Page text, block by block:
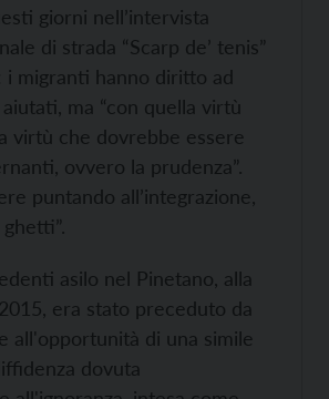
giorni nell’intervista
di strada “Scarp de’ tenis”
i migranti hanno diritto ad
ma “con quella virtù
virtù che dovrebbe essere
ovvero la prudenza”.
puntando all’integrazione,
asilo nel Pinetano, alla
era stato preceduto da
all'opportunità di una simile
dovuta